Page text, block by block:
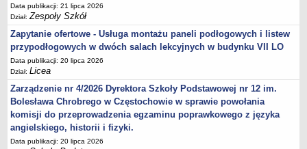
Data publikacji: 21 lipca 2026
Dział:Zespoły Szkół
Zapytanie ofertowe - Usługa montażu paneli podłogowych i listew
przypodłogowych w dwóch salach lekcyjnych w budynku VII LO
Data publikacji: 20 lipca 2026
Dział:Licea
Zarządzenie nr 4/2026 Dyrektora Szkoły Podstawowej nr 12 im.
Bolesława Chrobrego w Częstochowie w sprawie powołania
komisji do przeprowadzenia egzaminu poprawkowego z języka
angielskiego, historii i fizyki.
Data publikacji: 20 lipca 2026